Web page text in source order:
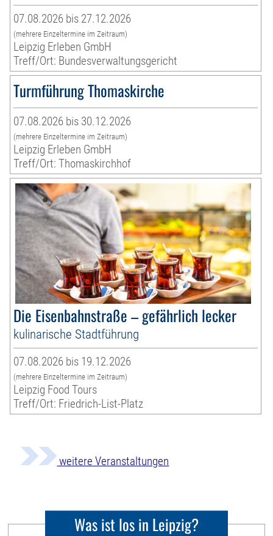
07.08.2026 bis 27.12.2026
(mehrere Einzeltermine im Zeitraum)
Leipzig Erleben GmbH
Treff/Ort: Bundesverwaltungsgericht
Turmführung Thomaskirche
07.08.2026 bis 30.12.2026
(mehrere Einzeltermine im Zeitraum)
Leipzig Erleben GmbH
Treff/Ort: Thomaskirchhof
Die Eisenbahnstraße – gefährlich lecker
kulinarische Stadtführung
07.08.2026 bis 19.12.2026
(mehrere Einzeltermine im Zeitraum)
Leipzig Food Tours
Treff/Ort: Friedrich-List-Platz
weitere Veranstaltungen
Was ist los in Leipzig?